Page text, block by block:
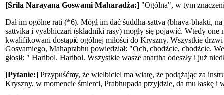
[Śrila Narayana Goswami Maharadża:] "Ogólna", w tym
Dał im ogólne rati (*6). Mógł im dać śuddha-sattva (bhava-bhakti,
sattvika i vyabhiczari (składniki rasy) mogły się pojawić. Wtedy
kwalifikowani dostąpić ogólnej miłości do Kryszny. Wszystkie
Gosvamiego, Mahaprabhu powiedział: "Och, chodźcie, chodźcie.
głosił: " Haribol. Haribol. Wszystkie wasze anartha odeszły i już
[Pytanie:] Przypuśćmy, że wielbiciel ma wiarę, że podążając za
Kryszny, w momencie śmierci, Prabhupada przyjdzie, da mu łaskę i